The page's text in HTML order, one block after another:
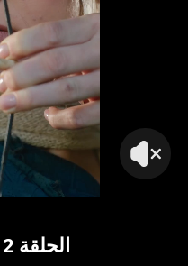
الحلقة 2 - ابنة زيوس الفيلم كامل